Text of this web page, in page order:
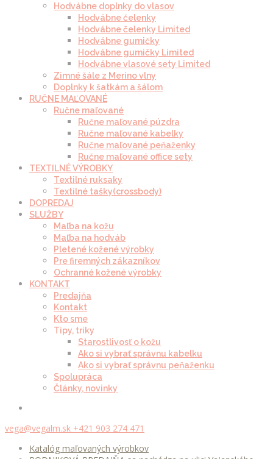
Hodvábne doplnky do vlasov
Hodvábne čelenky
Hodvábne čelenky Limited
Hodvábne gumičky
Hodvábne gumičky Limited
Hodvábne vlasové sety Limited
Zimné šále z Merino vlny
Doplnky k šatkám a šálom
RUČNE MAĽOVANÉ
Ručne maľované
Ručne maľované púzdra
Ručne maľované kabelky
Ručne maľované peňaženky
Ručne maľované office sety
TEXTILNÉ VÝROBKY
Textilné ruksaky
Textilné tašky(crossbody)
DOPREDAJ
SLUŽBY
Maľba na kožu
Maľba na hodváb
Pletené kožené výrobky
Pre firemných zákazníkov
Ochranné kožené výrobky
KONTAKT
Predajňa
Kontakt
Kto sme
Tipy, triky
Starostlivosť o kožu
Ako si vybrať správnu kabelku
Ako si vybrať správnu peňaženku
Spolupráca
Články, novinky
vega@vegalm.sk +421 903 274 471
Katalóg maľovaných výrobkov